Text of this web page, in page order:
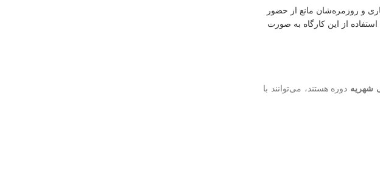
و روزمره‌شان مانع از حضور
از این کارگاه به صورت
شهریه دوره هستند، می‌توانند با